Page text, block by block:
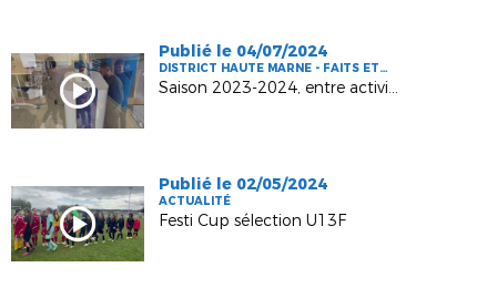
Publié le 04/07/2024
DISTRICT HAUTE MARNE - FAITS ET
CHIFFRES
Saison 2023-2024, entre activité et émotions
Publié le 02/05/2024
ACTUALITÉ
Festi Cup sélection U13F